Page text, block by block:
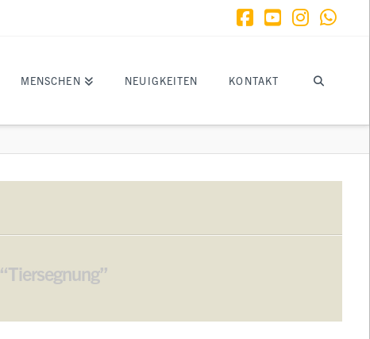
MENSCHEN NEUIGKEITEN KONTAKT
“Tiersegnung”